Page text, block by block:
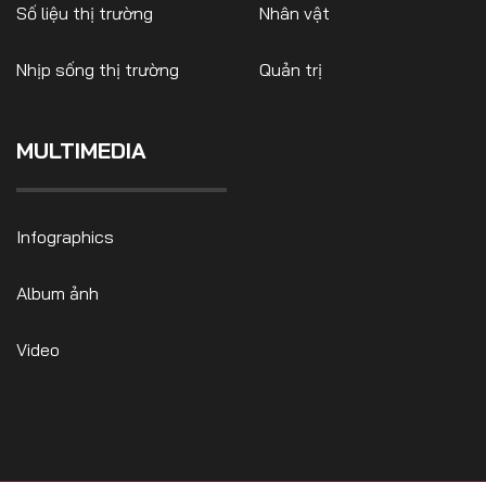
Số liệu thị trường
Nhịp sống thị trường
Nhân vật
Quản trị
MULTIMEDIA
Infographics
Album ảnh
Video